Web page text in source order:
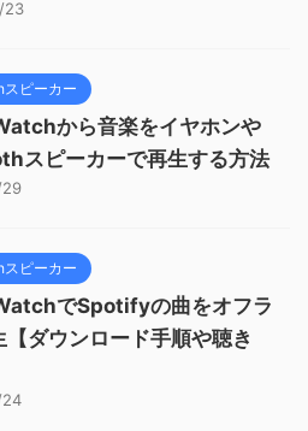
23
ピーカー
から音楽をイヤホンや
スピーカーで再生する方法
ピーカー
でSpotifyの曲をオフラ
【ダウンロード手順や聴き